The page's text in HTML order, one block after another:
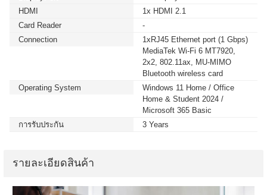
HDMI
1x HDMI 2.1
Card Reader
-
Connection
1xRJ45 Ethernet port (1 Gbps)
MediaTek Wi-Fi 6 MT7920,
2x2, 802.11ax, MU-MIMO
Bluetooth wireless card
Operating System
Windows 11 Home / Office
Home & Student 2024 /
Microsoft 365 Basic
การรับประกัน
3 Years
รายละเอียดสินค้า